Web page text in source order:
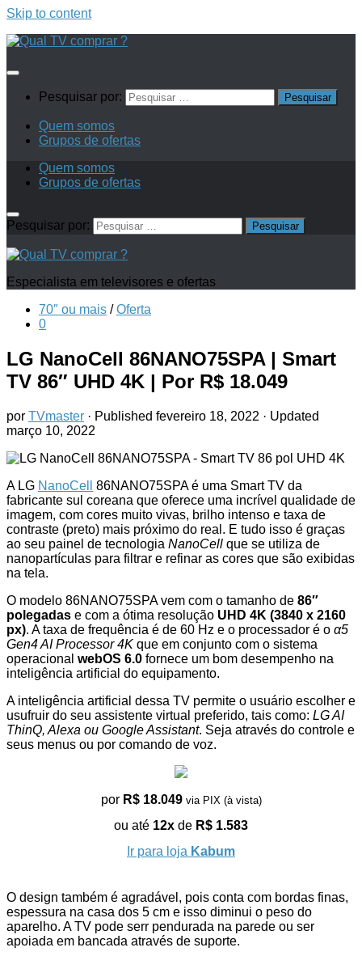
Skip to content
Pesquisar por:
Quem somos
Grupos de ofertas
Quem somos
Grupos de ofertas
Pesquisar por:
Especialista em televisores e ofertas
70″ ou mais / Oferta
0
LG NanoCell 86NANO75SPA | Smart
TV 86″ UHD 4K | Por R$ 18.049
por TVmaster · Published fevereiro 18, 2022 · Updated
março 10, 2022
A LG NanoCell
86NANO75SPA é uma Smart TV da
fabricante sul coreana que oferece uma incrível qualidade de
imagem, com cores muito vivas, brilho intenso e taxa de
contraste (preto) mais próximo do real. E tudo isso é graças
ao seu painel de tecnologia NanoCell que se utiliza de
nanopartículas para filtrar e refinar as cores que são exibidas
na tela.
O modelo 86NANO75SPA vem com o tamanho de 86″
polegadas e com a ótima resolução UHD 4K (3840 x 2160
px). A taxa de frequência é de 60 Hz e o processador é o α5
Gen4 AI Processor 4K que em conjunto com o sistema
operacional webOS 6.0 fornece um bom desempenho na
inteligência artificial do equipamento.
A inteligência artificial dessa TV permite o usuário escolher e
usufruir do seu assistente virtual preferido, tais como: LG AI
ThinQ, Alexa ou Google Assistant. Seja através do controle e
seus menus ou por comando de voz.
por R$ 18.049 via PIX (à vista)
ou até 12x de R$ 1.583
Ir para loja Kabum
O design também é agradável, pois conta com bordas finas,
espessura na casa dos 5 cm e isso diminui o peso do
aparelho. A TV pode serr pendurada na parede ou ser
apoiada em bancada através de suporte.